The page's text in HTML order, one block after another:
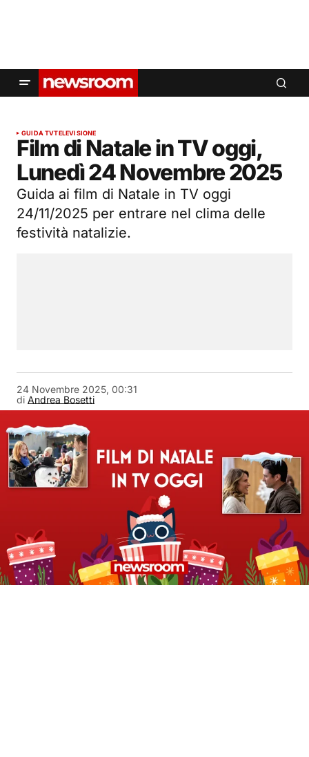
GUIDA TVTELEVISIONE
Film di Natale in TV oggi,
Lunedì 24 Novembre 2025
Guida ai film di Natale in TV oggi
24/11/2025 per entrare nel clima delle
festività natalizie.
di Andrea Bosetti
24 Novembre 2025, 00:31